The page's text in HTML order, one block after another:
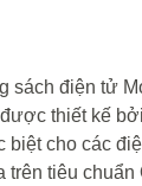
sách điện tử
thiết kế
biệt cho các
trên tiêu